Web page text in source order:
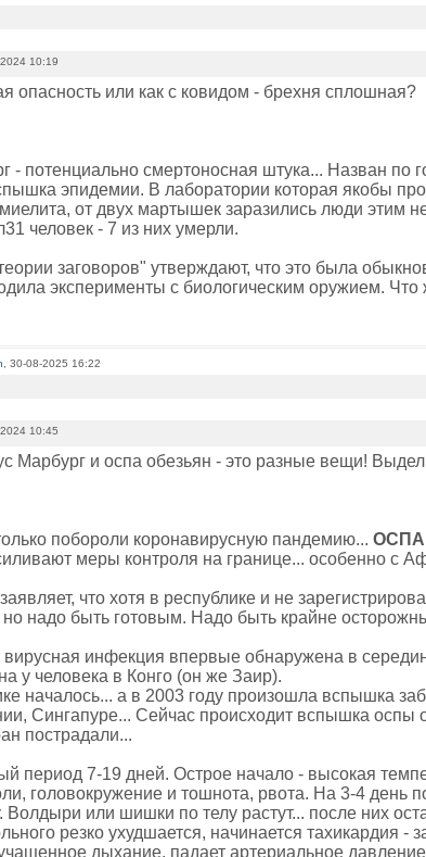
10:19
опасность или как с ковидом - брехня сплошная?
- потенциально смертоносная штука... Назван по
эпидемии. В лаборатории которая якобы
от двух мартышек заразились люди этим
человек - 7 из них умерли.
заговоров" утверждают, что это была
эксперименты с биологическим оружием.
, 30-08-2025 16:22
10:45
Марбург и оспа обезьян - это разные вещи!
побороли коронавирусную пандемию... ОСПА
меры контроля на границе... особенно с
что хотя в республике и не
но надо быть готовым. Надо быть крайне
вирусная инфекция впервые обнаружена в
у человека в Конго (он же Заир).
началось... а в 2003 году произошла вспышка
Сингапуре... Сейчас происходит вспышка оспы
пострадали...
период 7-19 дней. Острое начало - высокая
головокружение и тошнота, рвота. На 3-4 день
Волдыри или шишки по телу растут... после них
резко ухудшается, начинается тахикардия -
дыхание, падает артериальное